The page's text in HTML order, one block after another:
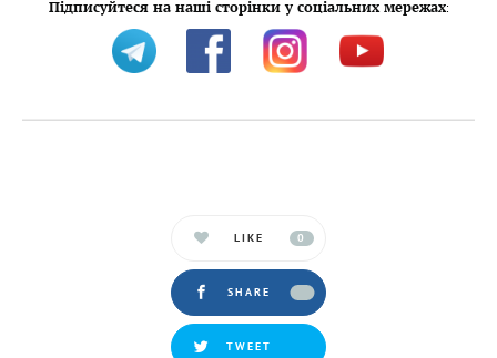
Підписуйтеся на наші сторінки у соціальних мережах:
LIKE 0
SHARE
TWEET